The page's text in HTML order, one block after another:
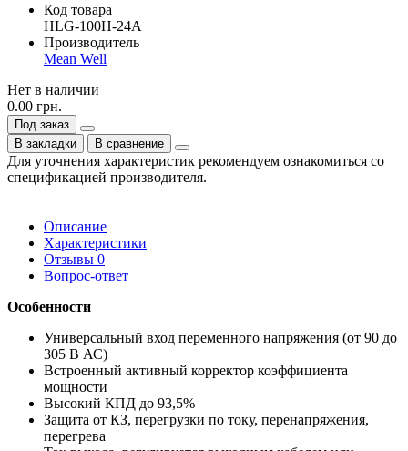
Код товара
HLG-100H-24A
Производитель
Mean Well
Нет в наличии
0.00 грн.
Под заказ
В закладки
В сравнение
Для уточнения характеристик рекомендуем ознакомиться со
спецификацией производителя.
Описание
Характеристики
Отзывы 0
Вопрос-ответ
Особенности
Универсальный вход переменного напряжения (от 90 до
305 В АС)
Встроенный активный корректор коэффициента
мощности
Высокий КПД до 93,5%
Защита от КЗ, перегрузки по току, перенапряжения,
перегрева